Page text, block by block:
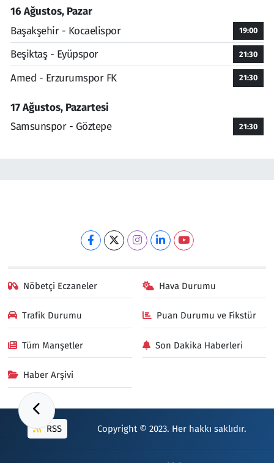
16 Ağustos, Pazar
Başakşehir - Kocaelispor
19:00
Beşiktaş - Eyüpspor 21:30
Amed - Erzurumspor FK 21:30
17 Ağustos, Pazartesi
Samsunspor - Göztepe
21:30
Nöbetçi Eczaneler Hava Durumu
Trafik Durumu Puan Durumu ve Fikstür
Tüm Manşetler Son Dakika Haberleri
Haber Arşivi
RSS Copyright © 2023. Her hakkı saklıdır.